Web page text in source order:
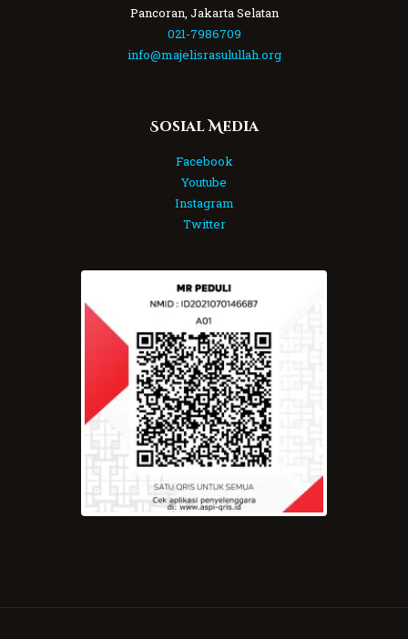
Pancoran, Jakarta Selatan
021-7986709
info@majelisrasulullah.org
Sosial Media
Facebook
Youtube
Instagram
Twitter